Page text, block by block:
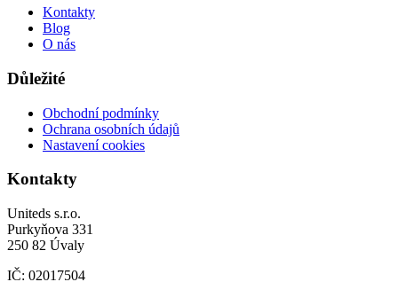
Kontakty
Blog
O nás
Důležité
Obchodní podmínky
Ochrana osobních údajů
Nastavení cookies
Kontakty
Uniteds s.r.o.
Purkyňova 331
250 82 Úvaly
IČ: 02017504